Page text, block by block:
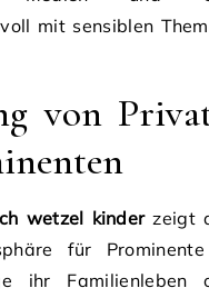
mit sensiblen
von
wetzel kinderzeigt
für
ihr Familienleben